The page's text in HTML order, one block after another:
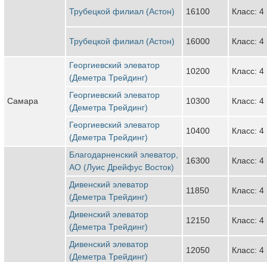
Трубецкой филиал (Астон) 16100 Класс: 4
Трубецкой филиал (Астон) 16000 Класс: 4
Самара
Георгиевский элеватор
(Деметра Трейдинг)
10200 Класс: 4
Георгиевский элеватор
(Деметра Трейдинг)
10300 Класс: 4
Георгиевский элеватор
(Деметра Трейдинг)
10400 Класс: 4
Благодарненский элеватор,
АО (Луис Дрейфус Восток)
16300 Класс: 4
Дивенский элеватор
(Деметра Трейдинг)
11850 Класс: 4
Дивенский элеватор
(Деметра Трейдинг)
12150 Класс: 4
Дивенский элеватор
(Деметра Трейдинг)
12050 Класс: 4